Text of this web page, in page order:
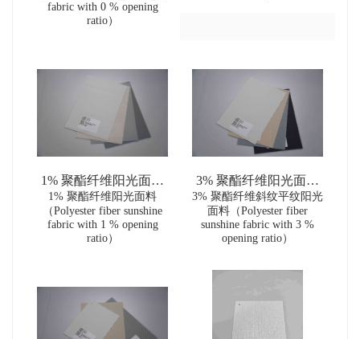
with 0 % opening ratio）
fabric with 0 % opening
ratio）
1% 聚酯纤维阳光面料
（Polyester fiber
sunshine fabric with 1 %
opening ratio）
1% 聚酯纤维阳光面料
（Polyester fiber sunshine
fabric with 1 % opening
ratio）
3% 聚酯纤维阳光面料
（Polyester fiber
sunshine fabric with 3 %
opening ratio）
3% 聚酯纤维斜纹平纹阳光
面料（Polyester fiber
sunshine fabric with 3 %
opening ratio）